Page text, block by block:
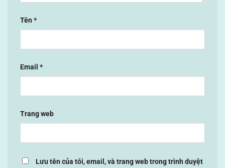
Tên *
Email *
Trang web
Lưu tên của tôi, email, và trang web trong trình duyệt